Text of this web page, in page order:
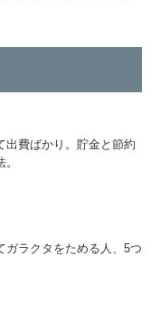
出費ばかり。貯金と節約
ガラクタをためる人、5つ